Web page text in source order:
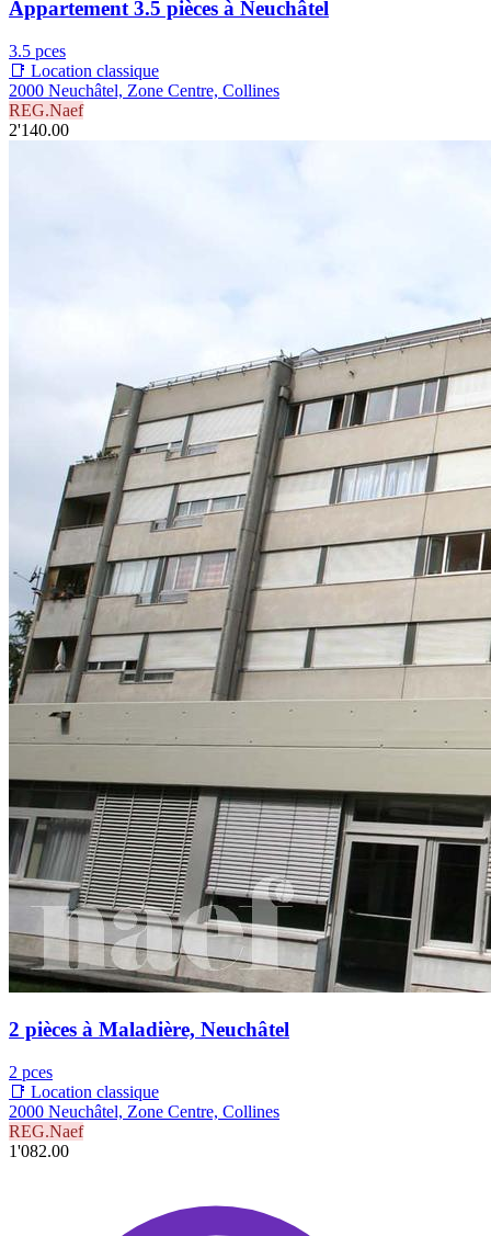
Appartement 3.5 pièces à Neuchâtel
3.5 pces
📑 Location classique
2000 Neuchâtel, Zone Centre, Collines
REG.Naef
2'140.00
2 pièces à Maladière, Neuchâtel
2 pces
📑 Location classique
2000 Neuchâtel, Zone Centre, Collines
REG.Naef
1'082.00